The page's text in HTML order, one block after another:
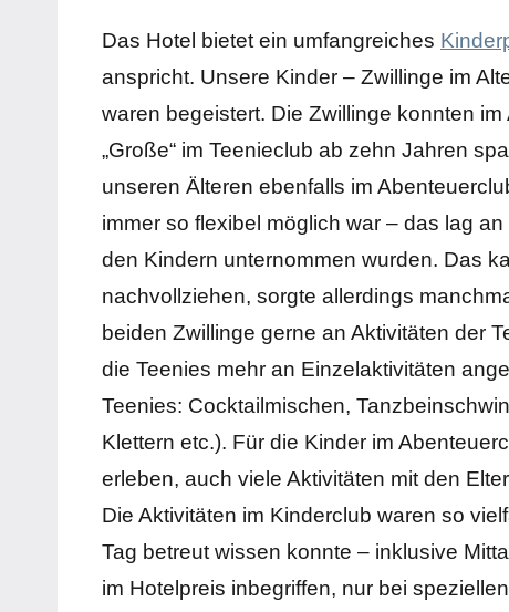
Das Hotel bietet ein umfangreiches
anspricht. Unsere Kinder – Zwillinge im
waren begeistert. Die Zwillinge konnten
„Große“ im Teenieclub ab zehn Jahren
unseren Älteren ebenfalls im
immer so flexibel möglich war – das lag
den Kindern unternommen wurden. Das
nachvollziehen, sorgte allerdings
beiden Zwillinge gerne an Aktivitäten der
die Teenies mehr an Einzelaktivitäten
Teenies: Cocktailmischen,
Klettern etc.). Für die Kinder im
erleben, auch viele Aktivitäten mit den
Die Aktivitäten im Kinderclub waren so
Tag betreut wissen konnte – inklusive
im Hotelpreis inbegriffen, nur bei